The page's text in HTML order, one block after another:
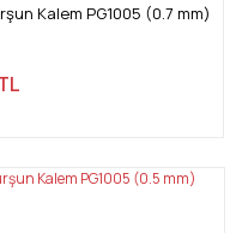
Kalem PG1005 (0.7 mm)